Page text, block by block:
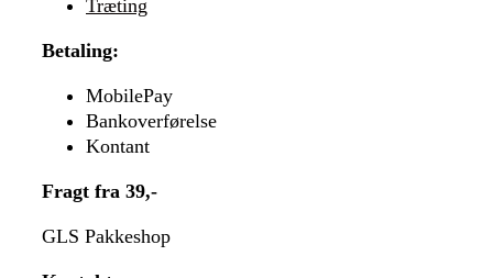
Træting
Betaling:
MobilePay
Bankoverførelse
Kontant
Fragt fra 39,-
GLS Pakkeshop